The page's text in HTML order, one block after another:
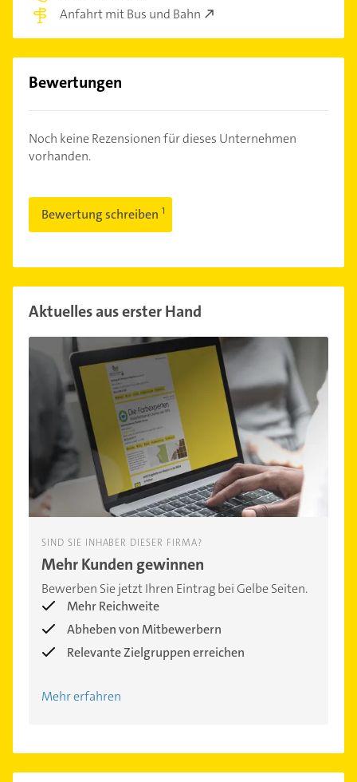
Anfahrt mit Bus und Bahn
Bewertungen
Noch keine Rezensionen für dieses Unternehmen
vorhanden.
Bewertung schreiben
Aktuelles aus erster Hand
SIND SIE INHABER DIESER FIRMA?
Mehr Kunden gewinnen
Bewerben Sie jetzt Ihren Eintrag bei Gelbe Seiten.
Mehr Reichweite
Abheben von Mitbewerbern
Relevante Zielgruppen erreichen
Mehr erfahren